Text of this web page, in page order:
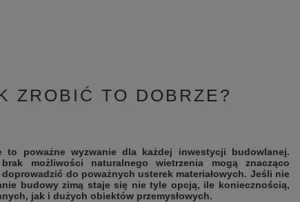
ZROBIĆ TO DOBRZE?
to poważne wyzwanie dla każdej inwestycji budowlanej.
możliwości naturalnego wietrzenia mogą znacząco
do poważnych usterek materiałowych. Jeśli nie
budowy zimą staje się nie tyle opcją, ile koniecznością,
jak i dużych obiektów przemysłowych.